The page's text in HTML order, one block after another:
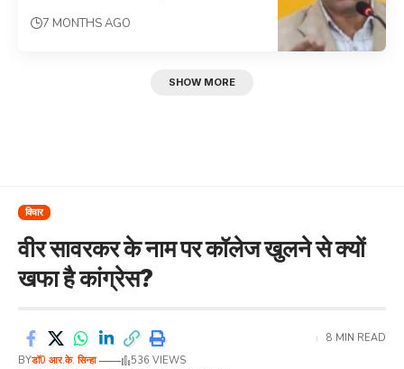
7 MONTHS AGO
SHOW MORE
विचार
वीर सावरकर के नाम पर कॉलेज खुलने से क्यों
खफा है कांग्रेस?
BYडॉ0 आर.के. सिन्हा 536 VIEWS
8 MIN READ